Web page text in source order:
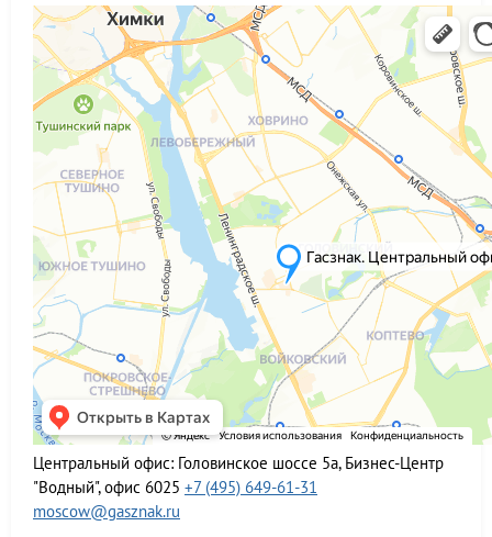
Центральный офис: Головинское шоссе 5а, Бизнес-Центр
"Водный", офис 6025 +7 (495) 649-61-31
moscow@gasznak.ru